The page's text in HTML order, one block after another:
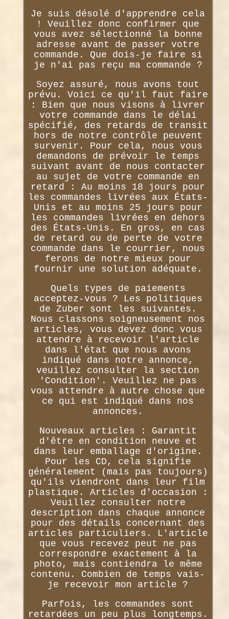
Je suis désolé d'apprendre cela
! Veuillez donc confirmer que
vous avez sélectionné la bonne
adresse avant de passer votre
commande. Que dois-je faire si
je n'ai pas reçu ma commande ?
Soyez assuré, nous avons tout
prévu. Voici ce qu'il faut faire
: Bien que nous visons à livrer
votre commande dans le délai
spécifié, des retards de transit
hors de notre contrôle peuvent
survenir. Pour cela, nous vous
demandons de prévoir le temps
suivant avant de nous contacter
au sujet de votre commande en
retard : Au moins 18 jours pour
les commandes livrées aux États-
Unis et au moins 25 jours pour
les commandes livrées en dehors
des États-Unis. En gros, en cas
de retard ou de perte de votre
commande dans le courrier, nous
ferons de notre mieux pour
fournir une solution adéquate.
Quels types de paiements
acceptez-vous ? Les politiques
de Zuber sont les suivantes.
Nous classons soigneusement nos
articles, vous devez donc vous
attendre à recevoir l'article
dans l'état que nous avons
indiqué dans notre annonce,
veuillez consulter la section
'Condition'. Veuillez ne pas
vous attendre à autre chose que
ce qui est indiqué dans nos
annonces.
Nouveaux articles : Garantit
d'être en condition neuve et
dans leur emballage d'origine.
Pour les CD, cela signifie
généralement (mais pas toujours)
qu'ils viendront dans leur film
plastique. Articles d'occasion :
Veuillez consulter notre
description dans chaque annonce
pour des détails concernant des
articles particuliers. L'article
que vous recevez peut ne pas
correspondre exactement à la
photo, mais contiendra le même
contenu. Combien de temps vais-
je recevoir mon article ?
Parfois, les commandes sont
retardées un peu plus longtemps.